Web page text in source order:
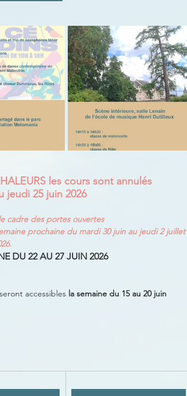
les cours sont annulés
jeudi 25 juin 2026
cadre des portes ouvertes
prochaine du mardi 30 juin au jeudi 2 juillet
DU 22 AU 27 JUIN 2026
accessibles la semaine du 15 au 20 juin